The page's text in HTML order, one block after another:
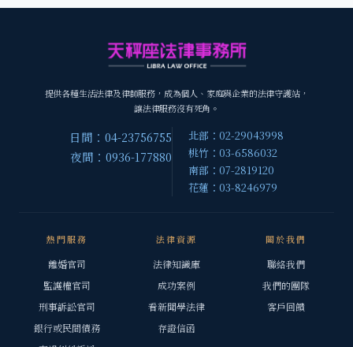
提供各種生活法律及律師服務，成為個人、家庭與企業的法律守護站，
讓法律服務沒有死角。
日間：04-23756755
夜間：0936-177880
北部：02-29043998
桃竹：03-6586032
南部：07-2819120
花蓮：03-8246979
熱門服務
離婚官司
監護權官司
刑事訴訟官司
銀行或民間債務
法律資源
法律知識庫
成功案例
看新聞學法律
存證信函
關於我們
聯絡我們
我們的團隊
客戶回饋